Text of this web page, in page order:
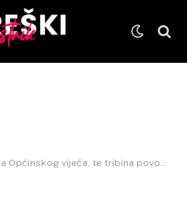
vijeća, te tribina povodom Dana nezavisnosti